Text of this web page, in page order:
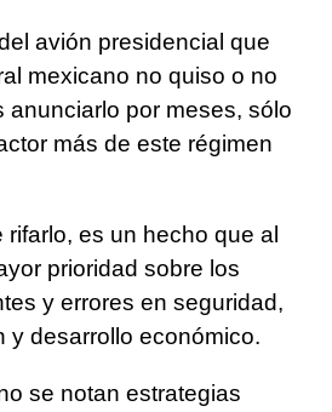
avión presidencial que
mexicano no quiso o no
anunciarlo por meses, sólo
más de este régimen
es un hecho que al
prioridad sobre los
y errores en seguridad,
y desarrollo económico.
se notan estrategias